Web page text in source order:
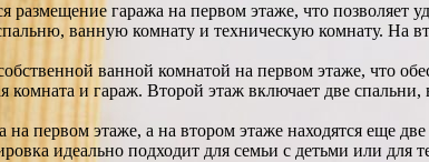
гаража на первом этаже, что позволяет
ванную комнату и техническую комнату. На
ванной комнатой на первом этаже, что
комната и гараж. Второй этаж включает две
первом этаже, а на втором этаже находятся еще
идеально подходит для семьи с детьми или для